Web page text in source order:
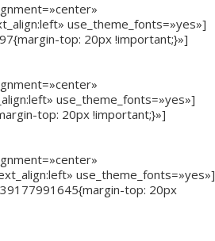
use_theme_fonts=»yes»]
top: 20px !important;}»]
use_theme_fonts=»yes»]
top: 20px !important;}»]
use_theme_fonts=»yes»]
top: 20px